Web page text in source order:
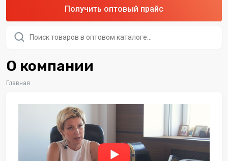
Получить оптовый прайс
товаров
О компании
Главная